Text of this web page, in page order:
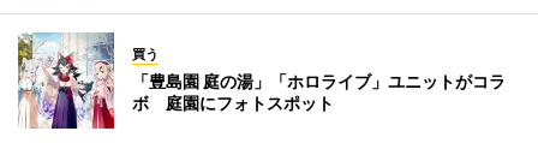
買う
「豊島園 庭の湯」「ホロライブ」ユニットがコラ
ボ 庭園にフォトスポット